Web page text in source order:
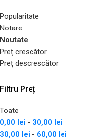
Popularitate
Notare
Noutate
Preț crescător
Preț descrescător
Filtru Preț
Toate
0,00 lei - 30,00 lei
30,00 lei - 60,00 lei